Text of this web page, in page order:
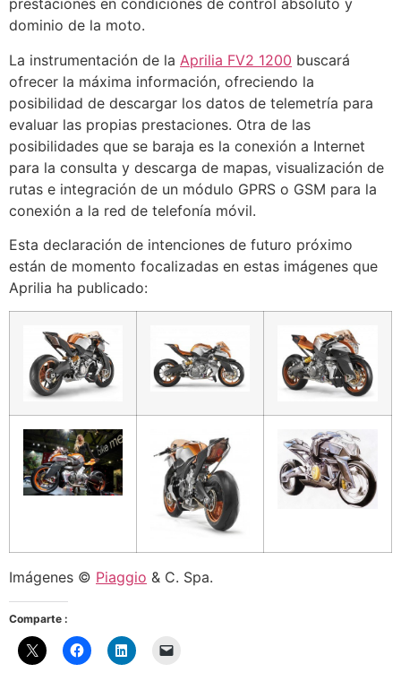
prestaciones en condiciones de control absoluto y
dominio de la moto.
La instrumentación de la Aprilia FV2 1200 buscará
ofrecer la máxima información, ofreciendo la
posibilidad de descargar los datos de telemetría para
evaluar las propias prestaciones. Otra de las
posibilidades que se baraja es la conexión a Internet
para la consulta y descarga de mapas, visualización de
rutas e integración de un módulo GPRS o GSM para la
conexión a la red de telefonía móvil.
Esta declaración de intenciones de futuro próximo
están de momento focalizadas en estas imágenes que
Aprilia ha publicado:
Imágenes © Piaggio & C. Spa.
Comparte :